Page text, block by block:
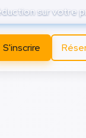
sur votre
S'inscrire